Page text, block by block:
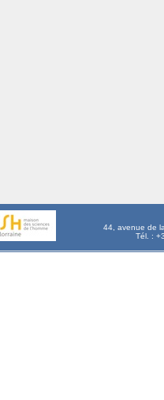
44, avenue de
Tél. :